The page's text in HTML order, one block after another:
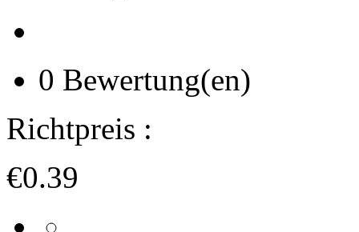
0 Bewertung(en)
Richtpreis :
€0.39